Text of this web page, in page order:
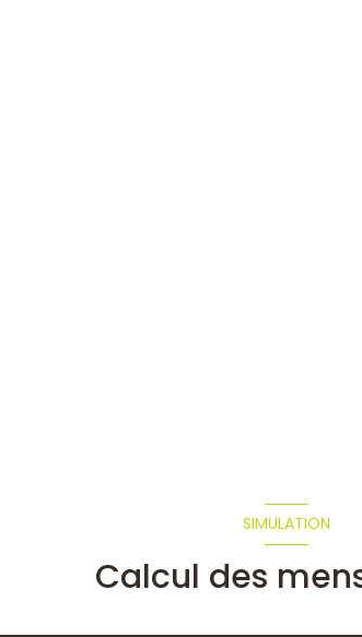
SIMULATION
Calcul des